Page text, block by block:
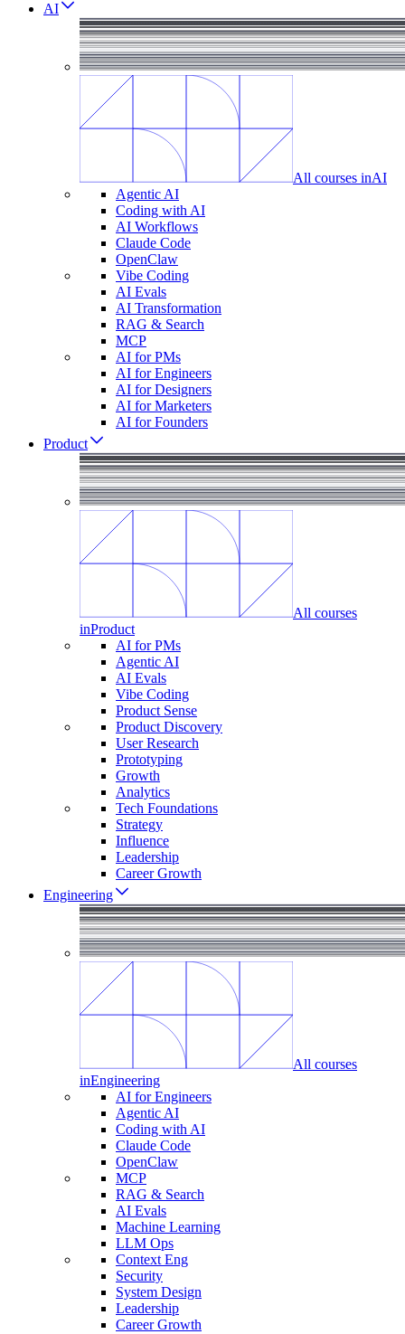
AI
All courses inAI
Agentic AI
Coding with AI
AI Workflows
Claude Code
OpenClaw
Vibe Coding
AI Evals
AI Transformation
RAG & Search
MCP
AI for PMs
AI for Engineers
AI for Designers
AI for Marketers
AI for Founders
Product
All courses
inProduct
AI for PMs
Agentic AI
AI Evals
Vibe Coding
Product Sense
Product Discovery
User Research
Prototyping
Growth
Analytics
Tech Foundations
Strategy
Influence
Leadership
Career Growth
Engineering
All courses
inEngineering
AI for Engineers
Agentic AI
Coding with AI
Claude Code
OpenClaw
MCP
RAG & Search
AI Evals
Machine Learning
LLM Ops
Context Eng
Security
System Design
Leadership
Career Growth